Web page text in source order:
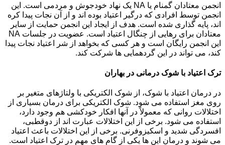
انجمن معتادان گمنام یا NA یک نهاد خودجوش و مردمی است. این
انجمن توسط افرادی که درگیر اعتیاد بوده اند و از آن نجات پیدا کره
اند، پایه گذاری شده است. هدف از ایجاد این انجمن حمایت از سایر
معتادان برای رهایی از چنگال اعتیاد است. عضویت در جلسات NA
این انجمن رایگان است و هر کسی که بخواهد از شر اعتیاد نجات پیدا
کند، می تواند در این گردهمایی ها شرکت کند.
ترک اعتیاد با شوک درمانی در بهاران
در درمان اعتیاد با شوک، از شوک الکتریکی با ولتاژهای متغیر بر
روی مغز استفاده می شود. شوک الکتریکی برای درمان بسیاری از
اختلالات روانی که معمولاً در آنها افکار خودکشی هم وجود دارد،
استفاده می شود. برخی از این اختلالات عبارت اند از دوقطبی،
افسردگی شدید و اسکیزوفرنی. برخی از این اختلالات باعث اعتیاد
می شوند و درمان این ها یکی از گام های مهم در ترک اعتیاد است.